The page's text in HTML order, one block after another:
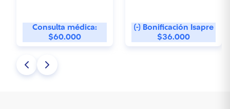
Consulta médica:
$60.000
(-) Bonificación Isapre
$36.000